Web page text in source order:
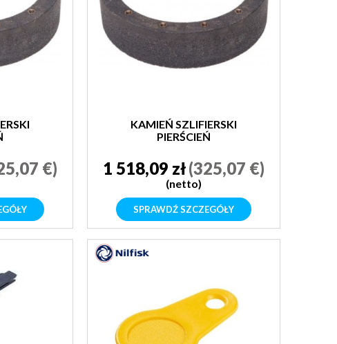
€)
KAMIEŃ SZLIFIERSKI
PIERŚCIEŃ
1 518,09 zł(325,07 €)
(netto)
SPRAWDŹ SZCZEGÓŁY